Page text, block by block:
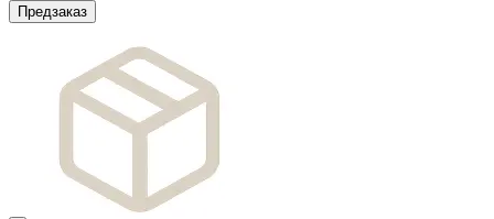
Предзаказ